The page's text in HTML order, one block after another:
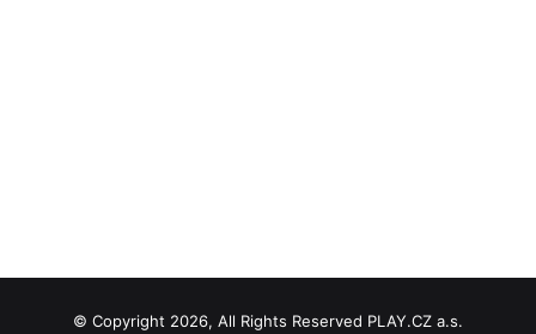
© Copyright 2026, All Rights Reserved PLAY.CZ a.s.